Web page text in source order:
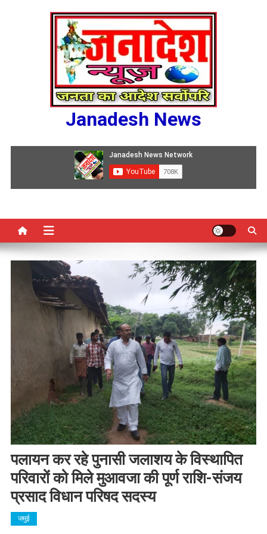
Janadesh News
पलायन कर रहे पुनासी जलाशय के विस्थापित
परिवारों को मिले मुआवजा की पूर्ण राशि-संजय
प्रसाद विधान परिषद सदस्य
जमुई